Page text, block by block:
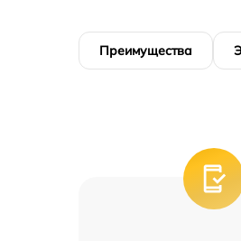
Преимущества